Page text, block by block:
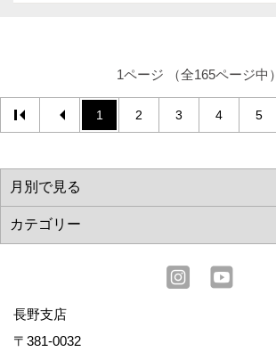
1ページ （全165ページ中）
1 2 3 4 5
長野支店
〒381-0032